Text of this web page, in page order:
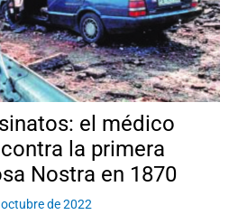
el médico
la primera
Nostra en 1870
octubre de 2022